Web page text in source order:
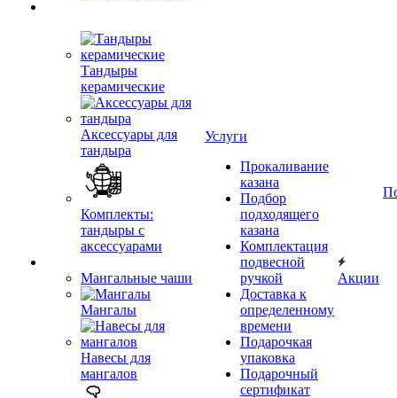
Тандыры
керамические
Аксессуары для
тандыра
Комплекты:
тандыры с
аксессуарами
Мангальные чаши
Мангалы
Навесы для
мангалов
Услуги
Прокаливание
казана
Подбор
подходящего
казана
Комплектация
подвесной
ручкой
Доставка к
определенному
времени
Подарочкая
упаковка
Подарочный
сертификат
Акции